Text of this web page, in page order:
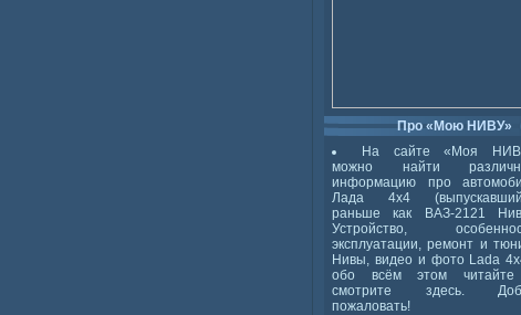
Про «Мою НИВУ»
На сайте «Моя
можно найти
информацию про
Лада 4x4
раньше как ВАЗ-2121
Устройство,
эксплуатации, ремонт и
Нивы, видео и фото Lada
обо всём этом
смотрите здесь.
пожаловать!